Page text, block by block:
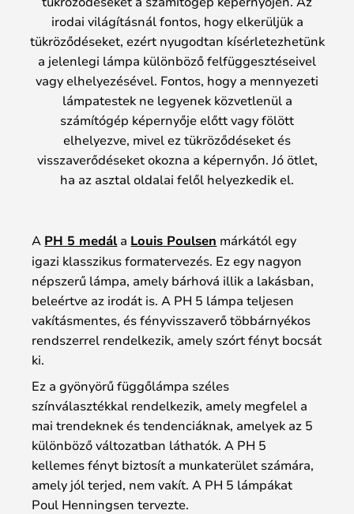
irodai világításnál fontos, hogy elkerüljük a
tükröződéseket, ezért nyugodtan kísérletezhetünk
a jelenlegi lámpa különböző felfüggesztéseivel
vagy elhelyezésével. Fontos, hogy a mennyezeti
lámpatestek ne legyenek közvetlenül a
számítógép képernyője előtt vagy fölött
elhelyezve, mivel ez tükröződéseket és
visszaverődéseket okozna a képernyőn. Jó ötlet,
ha az asztal oldalai felől helyezkedik el.
A PH 5 medál a Louis Poulsen márkától egy
igazi klasszikus formatervezés. Ez egy nagyon
népszerű lámpa, amely bárhová illik a lakásban,
beleértve az irodát is. A PH 5 lámpa teljesen
vakításmentes, és fényvisszaverő többárnyékos
rendszerrel rendelkezik, amely szórt fényt bocsát
ki.
Ez a gyönyörű függőlámpa széles
színválasztékkal rendelkezik, amely megfelel a
mai trendeknek és tendenciáknak, amelyek az 5
különböző változatban láthatók. A PH 5
kellemes fényt biztosít a munkaterület számára,
amely jól terjed, nem vakít. A PH 5 lámpákat
Poul Henningsen tervezte.